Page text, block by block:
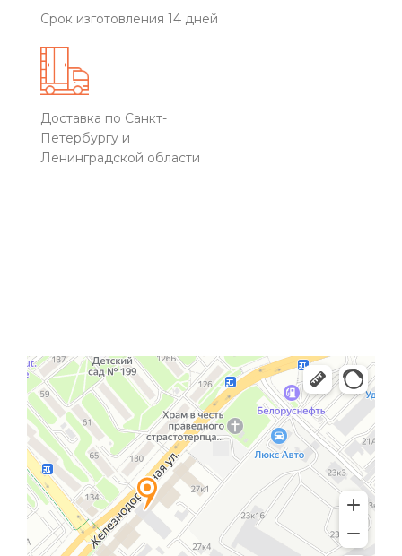
Срок изготовления 14 дней
Доставка по Санкт-
Петербургу и
Ленинградской области